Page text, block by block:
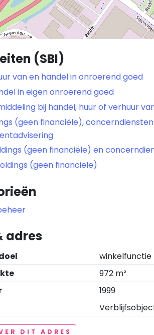
(SBI)
van en handel in onroerend goed
in eigen onroerend goed
bij handel, huur of verhuur
(geen financiële),
(geen financiële) en
(geen financiële)
adres
winkelfunctie
972 m²
1999
DIT ADRES